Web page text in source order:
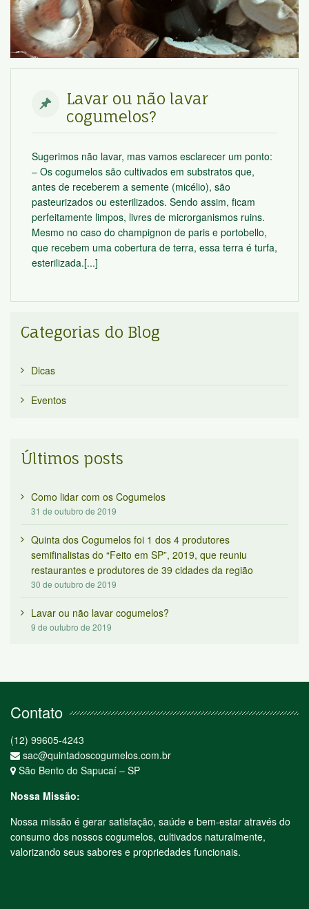
Lavar ou não lavar
cogumelos?
Sugerimos não lavar, mas vamos esclarecer um ponto:
– Os cogumelos são cultivados em substratos que,
antes de receberem a semente (micélio), são
pasteurizados ou esterilizados. Sendo assim, ficam
perfeitamente limpos, livres de microrganismos ruins.
Mesmo no caso do champignon de paris e portobello,
que recebem uma cobertura de terra, essa terra é turfa,
esterilizada.[...]
Categorias do Blog
Dicas
Eventos
Últimos posts
Como lidar com os Cogumelos
31 de outubro de 2019
Quinta dos Cogumelos foi 1 dos 4 produtores
semifinalistas do “Feito em SP”, 2019, que reuniu
restaurantes e produtores de 39 cidades da região
30 de outubro de 2019
Lavar ou não lavar cogumelos?
9 de outubro de 2019
Contato
(12) 99605-4243
sac@quintadoscogumelos.com.br
São Bento do Sapucaí – SP
Nossa Missão:
Nossa missão é gerar satisfação, saúde e bem-estar através do
consumo dos nossos cogumelos, cultivados naturalmente,
valorizando seus sabores e propriedades funcionais.